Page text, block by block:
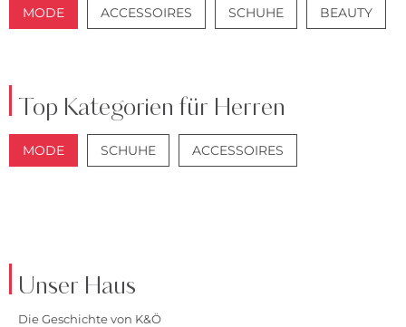
MODE ACCESSOIRES SCHUHE BEAUTY
Top Kategorien für Herren
MODE SCHUHE ACCESSOIRES
Unser Haus
Die Geschichte von K&Ö